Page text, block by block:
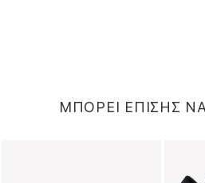
ΜΠΟΡΕΙ ΕΠΙΣΗΣ